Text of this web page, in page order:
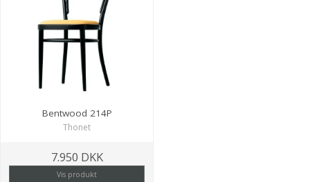
Bentwood 214P
Thonet
7.950 DKK
Vis produkt